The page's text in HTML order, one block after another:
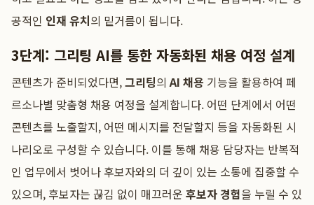
공적인 인재 유치의 밑거름이 됩니다.
3단계: 그리팅 AI를 통한 자동화된 채용 여정 설계
콘텐츠가 준비되었다면,그리팅의AI 채용 기능을 활용하여 페
르소나별 맞춤형 채용 여정을 설계합니다. 어떤 단계에서 어떤
콘텐츠를 노출할지, 어떤 메시지를 전달할지 등을 자동화된 시
나리오로 구성할 수 있습니다. 이를 통해 채용 담당자는 반복적
인 업무에서 벗어나 후보자와의 더 깊이 있는 소통에 집중할 수
있으며, 후보자는 끊김 없이 매끄러운 후보자 경험을 누릴 수 있